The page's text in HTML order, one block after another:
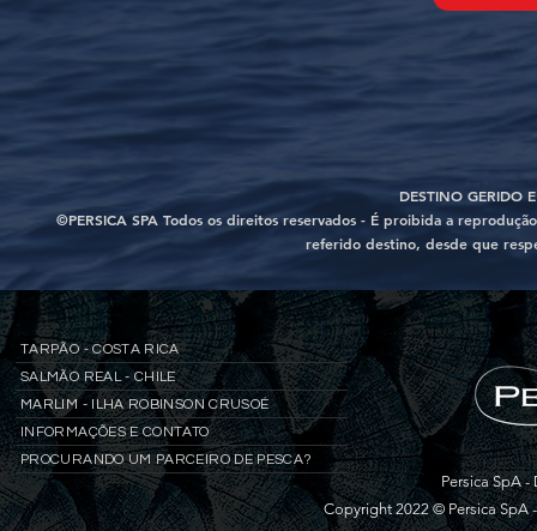
DESTINO GERIDO
©PERSICA SPA Todos os direitos reservados - É proibida a
referido destino, desde que
TARPÃO - COSTA RICA
SALMÃO REAL - CHILE
MARLIM - ILHA ROBINSON CRUSOÉ
INFORMAÇÕES E CONTATO
PROCURANDO UM PARCEIRO DE PESCA?
Persica SpA
Copyright 2022 © Persica SpA